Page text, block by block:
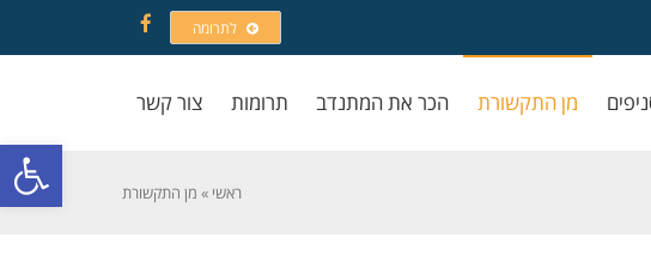
פתח
לתרומה
Facebook
מן התקשורת הכר את המתנדב תרומות צור קשר
ראשי » מן התקשורת